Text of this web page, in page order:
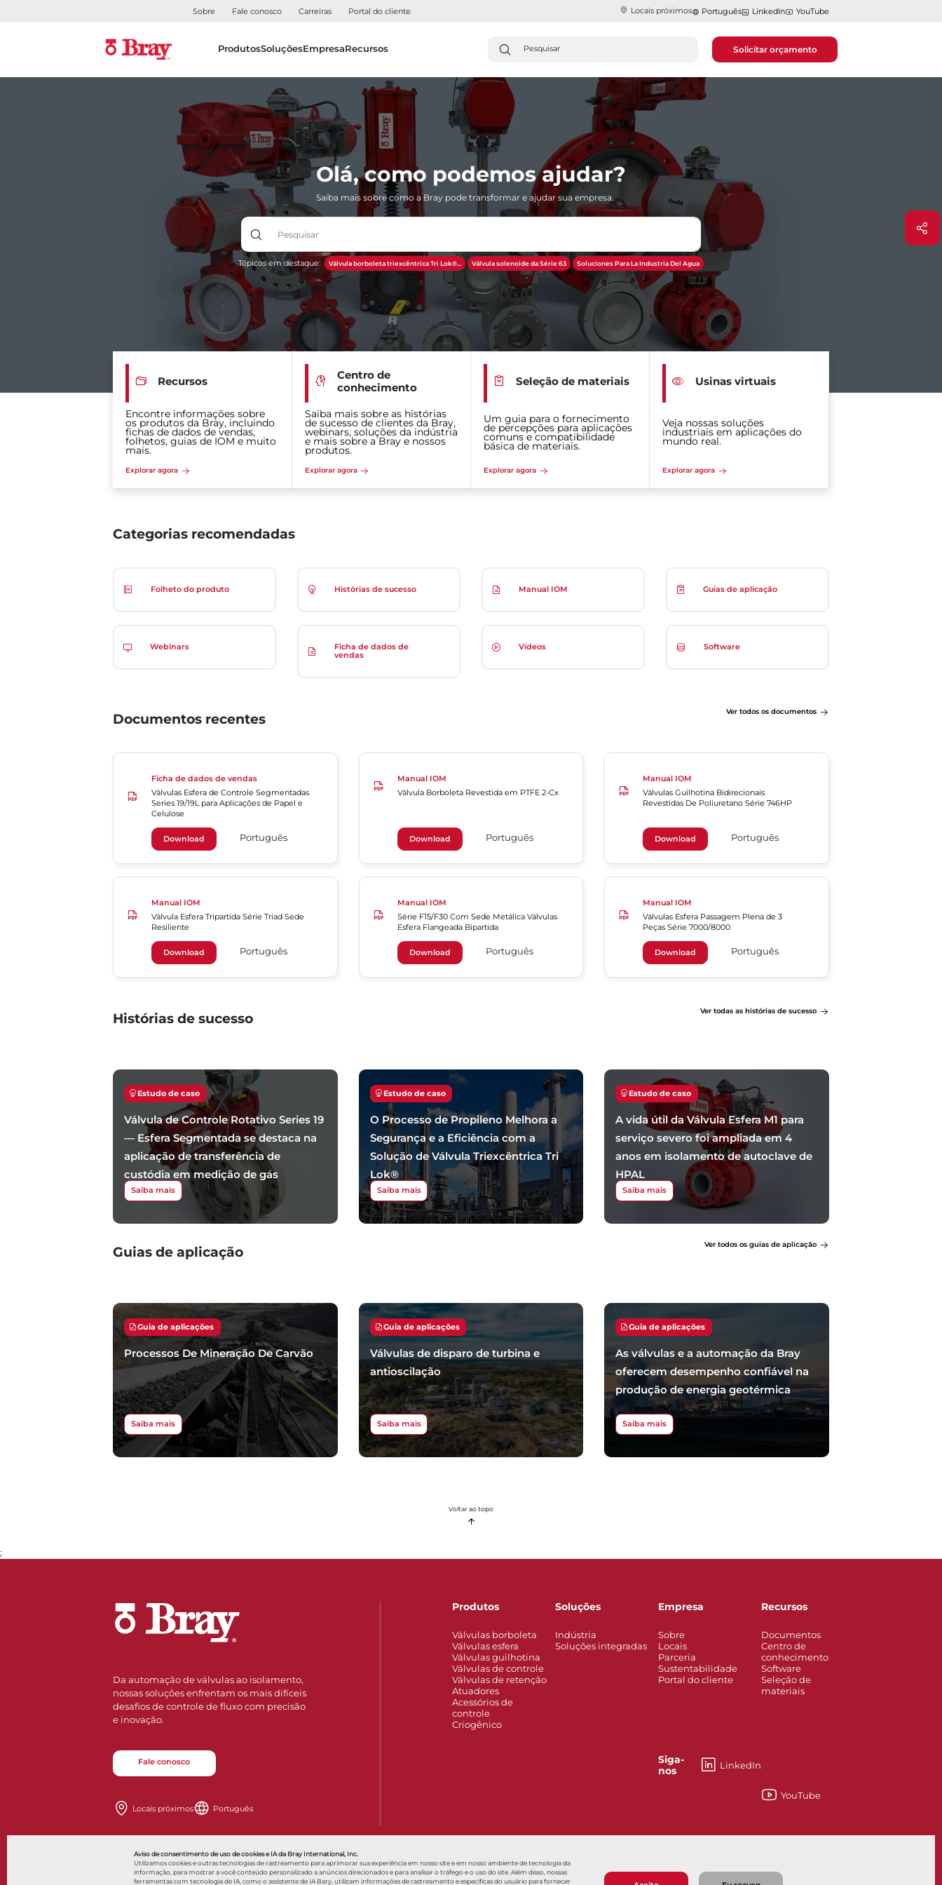
Aviso de consentimento de uso de cookies e IA da Bray International, Inc.
Utilizamos cookies e outras tecnologias de rastreamento para aprimorar sua experiência em nosso site e em nosso ambiente de tecnologia da
informação, para mostrar a você conteúdo personalizado a anúncios direcionados e para analisar o tráfego e o uso do site. Além disso, nossas
ferramentas com tecnologia de IA, como o assistente de IA Bary, utilizam informações de rastreamento e específicas do usuário para fornecer
Sobre Fale conosco Carreiras Portal do cliente Locais próximos Português LinkedIn YouTube
ProdutosSoluçõesEmpresaRecursos Solicitar orçamento
Olá, como podemos ajudar?
Saiba mais sobre como a Bray pode transformar e ajudar sua empresa.
Tópicos em destaque: Válvula borboleta triexcêntrica Tri Lok®... Válvula solenoide da Série 63 Soluciones Para La Industria Del Agua
Recursos
Encontre informações sobre
os produtos da Bray, incluindo
fichas de dados de vendas,
folhetos, guias de IOM e muito
mais.
Explorar agora
Centro de
conhecimento
Saiba mais sobre as histórias
de sucesso de clientes da Bray,
webinars, soluções da indústria
e mais sobre a Bray e nossos
produtos.
Explorar agora
Seleção de materiais
Um guia para o fornecimento
de percepções para aplicações
comuns e compatibilidade
básica de materiais.
Explorar agora
Usinas virtuais
Veja nossas soluções
industriais em aplicações do
mundo real.
Explorar agora
Categorias recomendadas
Folheto do produto Histórias de sucesso Manual IOM Guias de aplicação
Webinars
Ficha de dados de
vendas
Vídeos Software
Documentos recentes Ver todos os documentos
Ficha de dados de vendas
Válvulas Esfera de Controle Segmentadas
Series 19/19L para Aplicações de Papel e
Celulose
Download Português
Manual IOM
Válvula Borboleta Revestida em PTFE 2-Cx
Download Português
Manual IOM
Válvulas Guilhotina Bidirecionais
Revestidas De Poliuretano Série 746HP
Download Português
Manual IOM
Válvula Esfera Tripartida Série Triad Sede
Resiliente
Download Português
Manual IOM
Série F15/F30 Com Sede Metálica Válvulas
Esfera Flangeada Bipartida
Download Português
Manual IOM
Válvulas Esfera Passagem Plena de 3
Peças Série 7000/8000
Download Português
Histórias de sucesso Ver todas as histórias de sucesso
Estudo de caso
Válvula de Controle Rotativo Series 19
— Esfera Segmentada se destaca na
aplicação de transferência de
custódia em medição de gás
Saiba mais
Estudo de caso
O Processo de Propileno Melhora a
Segurança e a Eficiência com a
Solução de Válvula Triexcêntrica Tri
Lok®
Saiba mais
Estudo de caso
A vida útil da Válvula Esfera M1 para
serviço severo foi ampliada em 4
anos em isolamento de autoclave de
HPAL
Saiba mais
Guias de aplicação Ver todos os guias de aplicação
Guia de aplicações
Processos De Mineração De Carvão
Saiba mais
Guia de aplicações
Válvulas de disparo de turbina e
antioscilação
Saiba mais
Guia de aplicações
As válvulas e a automação da Bray
oferecem desempenho confiável na
produção de energia geotérmica
Saiba mais
Voltar ao topo
;
Da automação de válvulas ao isolamento,
nossas soluções enfrentam os mais difíceis
desafios de controle de fluxo com precisão
e inovação.
Fale conosco
Locais próximos Português
Produtos
Válvulas borboleta
Válvulas esfera
Válvulas guilhotina
Válvulas de controle
Válvulas de retenção
Atuadores
Acessórios de
controle
Criogênico
Soluções
Indústria
Soluções integradas
Empresa
Sobre
Locais
Parceria
Sustentabilidade
Portal do cliente
Siga-
nos
LinkedIn
Recursos
Documentos
Centro de
conhecimento
Software
Seleção de
materiais
YouTube
Also of Interest